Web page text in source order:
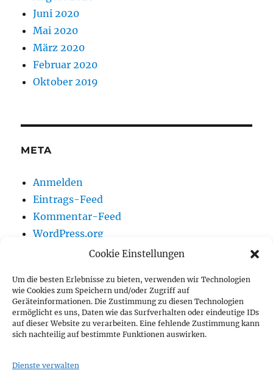
Cookie Einstellungen
Um die besten Erlebnisse zu bieten, verwenden wir Technologien
wie Cookies zum Speichern und/oder Zugriff auf
Geräteinformationen. Die Zustimmung zu diesen Technologien
ermöglicht es uns, Daten wie das Surfverhalten oder eindeutige IDs
auf dieser Website zu verarbeiten. Eine fehlende Zustimmung kann
sich nachteilig auf bestimmte Funktionen auswirken.
Dienste verwalten
Juni 2020
Mai 2020
März 2020
Februar 2020
Oktober 2019
META
Anmelden
Eintrags-Feed
Kommentar-Feed
WordPress.org
Vereinsnews
Wir auf Youtube